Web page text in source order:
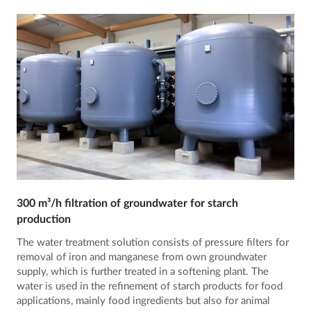
300 m³/h filtration of groundwater for starch
production
The water treatment solution consists of pressure filters for
removal of iron and manganese from own groundwater
supply, which is further treated in a softening plant. The
water is used in the refinement of starch products for food
applications, mainly food ingredients but also for animal